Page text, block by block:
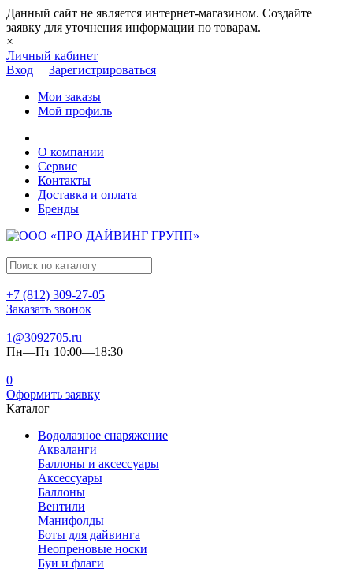
Данный сайт не является интернет-магазином. Создайте
заявку для уточнения информации по товарам.
×
Личный кабинет
Вход
Зарегистрироваться
Мои заказы
Мой профиль
О компании
Сервис
Контакты
Доставка и оплата
Бренды
+7 (812) 309-27-05
Заказать звонок
1@3092705.ru
Пн—Пт 10:00—18:30
0
Оформить заявку
Каталог
Водолазное снаряжение
Акваланги
Баллоны и аксессуары
Аксессуары
Баллоны
Вентили
Манифолды
Боты для дайвинга
Неопреновые носки
Буи и флаги